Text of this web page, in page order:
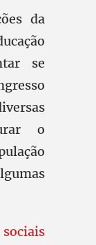
da
se
o